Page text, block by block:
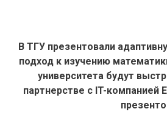
В ТГУ презентовали
подход к изучению
университета будут
партнерстве с IT-компанией